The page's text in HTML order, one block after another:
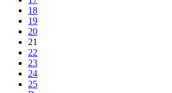
18
19
20
21
22
23
24
25